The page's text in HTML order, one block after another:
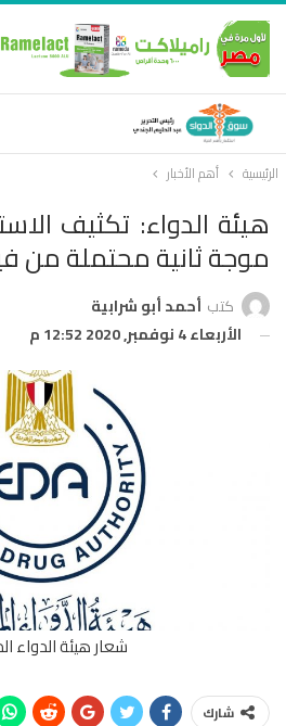
الرئيسية أهم الأخبار
هيئة الدواء: تكثيف
موجة ثانية محتملة من
كتب أحمد أبو شرابية
الأربعاء 4 نوفمبر, 2020 12:52 م
شعار هيئة الدواء
شارك